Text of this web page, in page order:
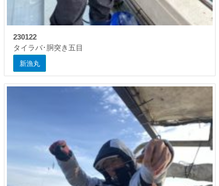
230122
タイラバ･胴突き五目
新漁丸